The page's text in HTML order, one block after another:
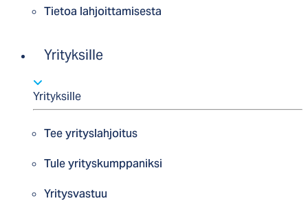
Tietoa lahjoittamisesta
Yrityksille
Yrityksille
Tee yrityslahjoitus
Tule yrityskumppaniksi
Yritysvastuu